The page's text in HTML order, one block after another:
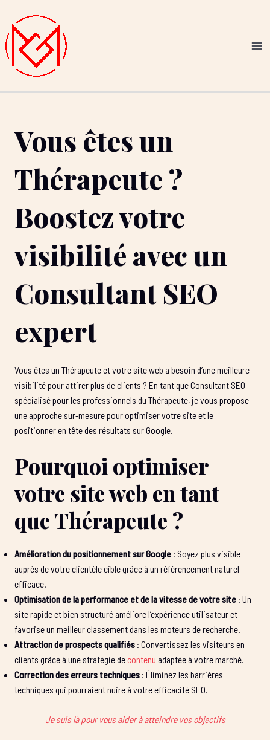
contenu
Vous êtes un
Thérapeute ?
Boostez votre
visibilité avec un
Consultant SEO
expert
Vous êtes un Thérapeute et votre site web a besoin d’une meilleure
visibilité pour attirer plus de clients ? En tant que Consultant SEO
spécialisé pour les professionnels du Thérapeute, je vous propose
une approche sur-mesure pour optimiser votre site et le
positionner en tête des résultats sur Google.
Pourquoi optimiser
votre site web en tant
que Thérapeute ?
Amélioration du positionnement sur Google: Soyez plus visible
auprès de votre clientèle cible grâce à un référencement naturel
efficace.
Optimisation de la performance et de la vitesse de votre site: Un
site rapide et bien structuré améliore l’expérience utilisateur et
favorise un meilleur classement dans les moteurs de recherche.
Attraction de prospects qualifiés: Convertissez les visiteurs en
clients grâce à une stratégie de contenu adaptée à votre marché.
Correction des erreurs techniques: Éliminez les barrières
techniques qui pourraient nuire à votre efficacité SEO.
Je suis là pour vous aider à atteindre vos objectifs
l’article